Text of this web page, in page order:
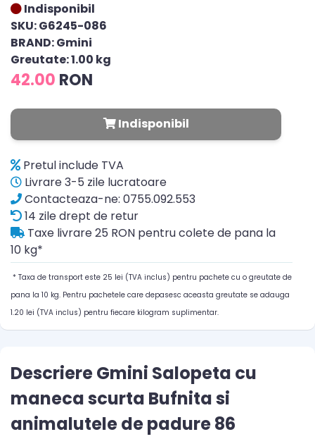
Indisponibil
SKU: G6245-086
BRAND: Gmini
Greutate: 1.00 kg
42.00 RON
Indisponibil
Pretul include TVA
Livrare 3-5 zile lucratoare
Contacteaza-ne: 0755.092.553
14 zile drept de retur
Taxe livrare 25 RON pentru colete de pana la
10 kg*
* Taxa de transport este 25 lei (TVA inclus) pentru pachete cu o greutate de
pana la 10 kg. Pentru pachetele care depasesc aceasta greutate se adauga
1.20 lei (TVA inclus) pentru fiecare kilogram suplimentar.
Descriere Gmini Salopeta cu
maneca scurta Bufnita si
animalutele de padure 86